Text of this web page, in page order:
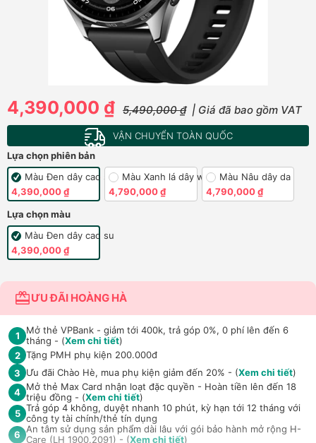
4,390,000 ₫ 5,490,000 ₫ | Giá đã bao gồm VAT
VẬN CHUYỂN TOÀN QUỐC
Lựa chọn phiên bản
Màu Đen dây cao su
4,390,000 ₫
Màu Xanh lá dây woven
4,790,000 ₫
Màu Nâu dây da
4,790,000 ₫
Lựa chọn màu
Màu Đen dây cao su
4,390,000 ₫
ƯU ĐÃI HOÀNG HÀ
1
Mở thẻ VPBank - giảm tới 400k, trả góp 0%, 0 phí lên đến 6
tháng - (Xem chi tiết)
2 Tặng PMH phụ kiện 200.000đ
3
Ưu đãi Chào Hè, mua phụ kiện giảm đến 20% - (Xem chi tiết)
4 Mở thẻ Max Card nhận loạt đặc quyền - Hoàn tiền lên đến 18
triệu đồng - (Xem chi tiết)
5 Trả góp 4 không, duyệt nhanh 10 phút, kỳ hạn tới 12 tháng với
công ty tài chính/thẻ tín dụng
6 An tâm sử dụng sản phẩm dài lâu với gói bảo hành mở rộng H-
Care (LH 1900.2091) - (Xem chi tiết)